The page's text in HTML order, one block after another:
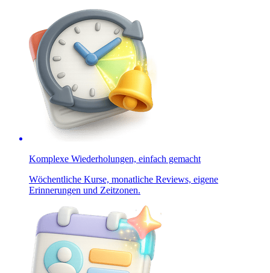
Komplexe Wiederholungen, einfach gemacht
Wöchentliche Kurse, monatliche Reviews, eigene
Erinnerungen und Zeitzonen.